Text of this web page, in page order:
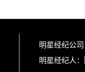
明星经纪公
明星经纪人